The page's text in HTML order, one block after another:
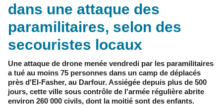
dans une attaque des
paramilitaires, selon des
secouristes locaux
Une attaque de drone menée vendredi par les paramilitaires
a tué au moins 75 personnes dans un camp de déplacés
près d'El-Fasher, au Darfour. Assiégée depuis plus de 500
jours, cette ville sous contrôle de l'armée régulière abrite
environ 260 000 civils, dont la moitié sont des enfants.